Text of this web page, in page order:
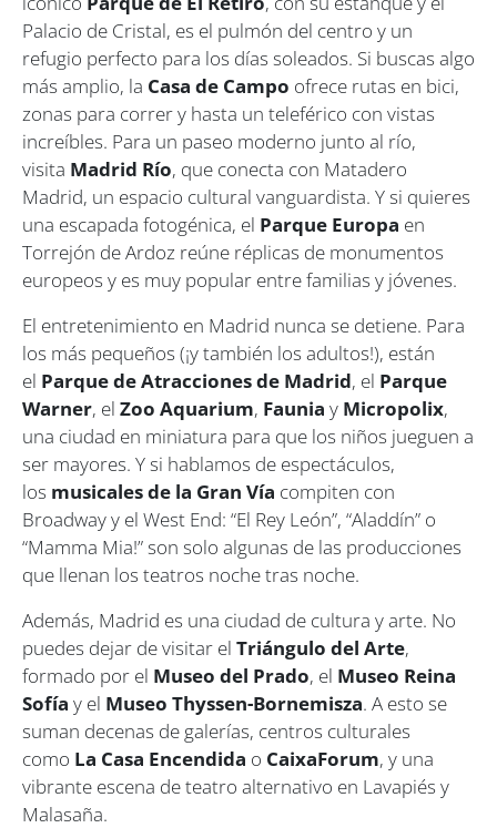
Palacio de Cristal, es el pulmón del centro y un
refugio perfecto para los días soleados. Si buscas algo
más amplio, la Casa de Campo ofrece rutas en bici,
zonas para correr y hasta un teleférico con vistas
increíbles. Para un paseo moderno junto al río,
visita Madrid Río, que conecta con Matadero
Madrid, un espacio cultural vanguardista. Y si quieres
una escapada fotogénica, el Parque Europa en
Torrejón de Ardoz reúne réplicas de monumentos
europeos y es muy popular entre familias y jóvenes.
El entretenimiento en Madrid nunca se detiene. Para
los más pequeños (¡y también los adultos!), están
el Parque de Atracciones de Madrid, el Parque
Warner, el Zoo Aquarium, Faunia y Micropolix,
una ciudad en miniatura para que los niños jueguen a
ser mayores. Y si hablamos de espectáculos,
los musicales de la Gran Vía compiten con
Broadway y el West End: “El Rey León”, “Aladdín” o
“Mamma Mia!” son solo algunas de las producciones
que llenan los teatros noche tras noche.
Además, Madrid es una ciudad de cultura y arte. No
puedes dejar de visitar el Triángulo del Arte,
formado por el Museo del Prado, el Museo Reina
Sofía y el Museo Thyssen-Bornemisza. A esto se
suman decenas de galerías, centros culturales
como La Casa Encendida o CaixaForum, y una
vibrante escena de teatro alternativo en Lavapiés y
Malasaña.